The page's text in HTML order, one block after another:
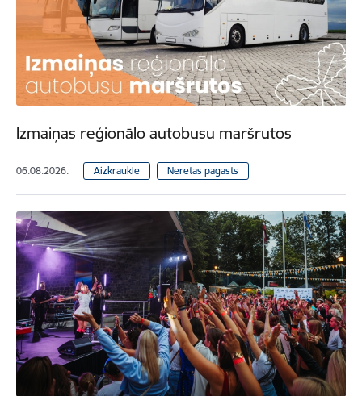
Izmaiņas reģionālo autobusu maršrutos
06.08.2026. Aizkraukle Neretas pagasts